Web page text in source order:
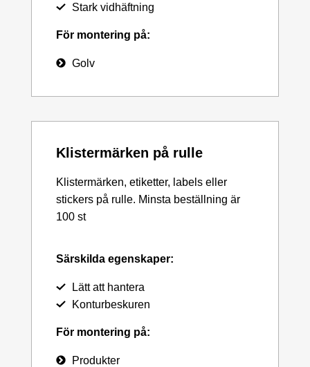
Stark vidhäftning
För montering på:
Golv
Klistermärken på rulle
Klistermärken, etiketter, labels eller
stickers på rulle. Minsta beställning är
100 st
Särskilda egenskaper:
Lätt att hantera
Konturbeskuren
För montering på:
Produkter